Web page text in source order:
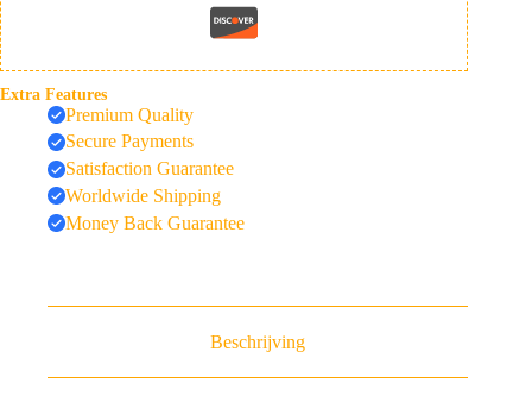
Extra Features
Premium Quality
Secure Payments
Satisfaction Guarantee
Worldwide Shipping
Money Back Guarantee
Beschrijving